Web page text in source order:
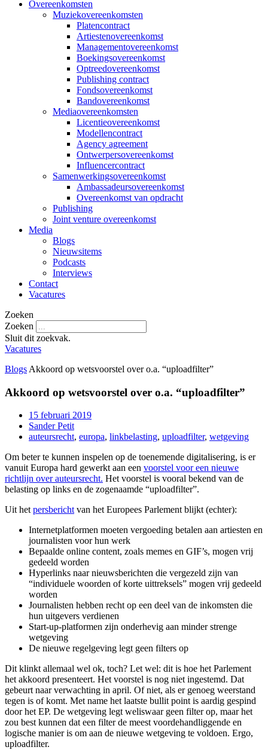
Overeenkomsten
Muziekovereenkomsten
Platencontract
Artiestenovereenkomst
Managementovereenkomst
Boekingsovereenkomst
Optreedovereenkomst
Publishing contract
Fondsovereenkomst
Bandovereenkomst
Mediaovereenkomsten
Licentieovereenkomst
Modellencontract
Agency agreement
Ontwerpersovereenkomst
Influencercontract
Samenwerkingsovereenkomst
Ambassadeursovereenkomst
Overeenkomst van opdracht
Publishing
Joint venture overeenkomst
Media
Blogs
Nieuwsitems
Podcasts
Interviews
Contact
Vacatures
Zoeken
Zoeken
Sluit dit zoekvak.
Vacatures
Blogs Akkoord op wetsvoorstel over o.a. “uploadfilter”
Akkoord op wetsvoorstel over o.a. “uploadfilter”
15 februari 2019
Sander Petit
auteursrecht, europa, linkbelasting, uploadfilter, wetgeving
Om beter te kunnen inspelen op de toenemende digitalisering, is er
vanuit Europa hard gewerkt aan een voorstel voor een nieuwe
richtlijn over auteursrecht. Het voorstel is vooral bekend van de
belasting op links en de zogenaamde “uploadfilter”.
Uit hetpersberichtvan het Europees Parlement blijkt (echter):
Internetplatformen moeten vergoeding betalen aan artiesten en
journalisten voor hun werk
Bepaalde online content, zoals memes en GIF’s, mogen vrij
gedeeld worden
Hyperlinks naar nieuwsberichten die vergezeld zijn van
“individuele woorden of korte uittreksels” mogen vrij gedeeld
worden
Journalisten hebben recht op een deel van de inkomsten die
hun uitgevers verdienen
Start-up-platformen zijn onderhevig aan minder strenge
wetgeving
De nieuwe regelgeving legt geen filters op
Dit klinkt allemaal wel ok, toch? Let wel: dit is hoe het Parlement
het akkoord presenteert. Het voorstel is nog niet ingestemd. Dat
gebeurt naar verwachting in april. Of niet, als er genoeg weerstand
tegen is of komt. Met name het laatste bullit point is aardig gespind
door het EP. De wetgeving legt weliswaar geen filter op, maar het
zou best kunnen dat een filter de meest voordehandliggende en
logische manier is om aan de nieuwe wetgeving te voldoen. Ergo,
uploadfilter.